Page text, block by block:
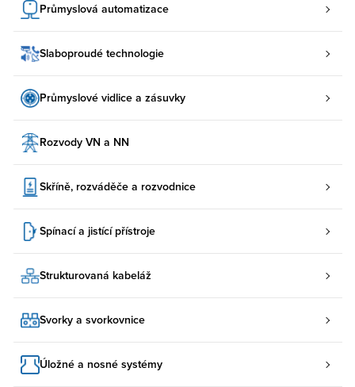
Průmyslová automatizace
Slaboproudé technologie
Průmyslové vidlice a zásuvky
Rozvody VN a NN
Skříně, rozváděče a rozvodnice
Spínací a jistící přístroje
Strukturovaná kabeláž
Svorky a svorkovnice
Úložné a nosné systémy